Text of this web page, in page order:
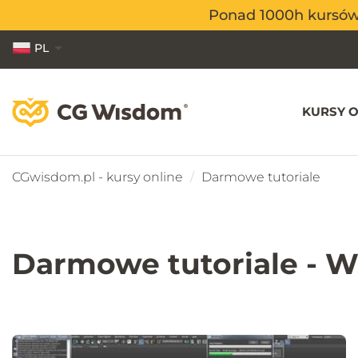
Ponad 1000h
Ponad 1000h
PL
EN
KURSY
CGwisdom.pl - kursy online Darmowe tutoriale
Darmowe tutoriale -